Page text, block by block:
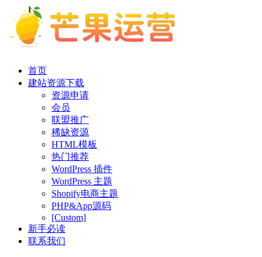
首页
建站资源下载
资源申请
会员
联盟推广
稀缺资源
HTML模板
热门推荐
WordPress 插件
WordPress 主题
Shopify电商主题
PHP&App源码
[Custom]
新手必读
联系我们